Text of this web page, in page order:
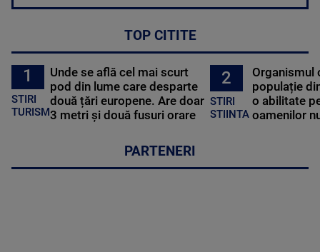
TOP CITITE
1
STIRI
TURISM
Unde se află cel mai scurt
pod din lume care desparte
două țări europene. Are doar
3 metri și două fusuri orare
2
STIRI
STIINTA
Organismul
populație
o abilitate
oamenilor
PARTENERI